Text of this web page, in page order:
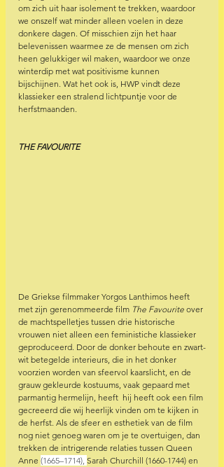
om zich uit haar isolement te trekken, waardoor
we onszelf wat minder alleen voelen in deze
donkere dagen. Of misschien zijn het haar
belevenissen waarmee ze de mensen om zich
heen gelukkiger wil maken, waardoor we onze
winterdip met wat positivisme kunnen
bijschijnen. Wat het ook is, HWP vindt deze
klassieker een stralend lichtpuntje voor de
herfstmaanden.
THE FAVOURITE
De Griekse filmmaker Yorgos Lanthimos heeft
met zijn gerenommeerde film The Favourite over
de machtspelletjes tussen drie historische
vrouwen niet alleen een feministiche klassieker
geproduceerd. Door de donker behoute en zwart-
wit betegelde interieurs, die in het donker
voorzien worden van sfeervol kaarslicht, en de
grauw gekleurde kostuums, vaak gepaard met
parmantig hermelijn, heeft  hij heeft ook een film
gecreeerd die wij heerlijk vinden om te kijken in
de herfst. Als de sfeer en esthetiek van de film
nog niet genoeg waren om je te overtuigen, dan
trekken de intrigerende relaties tussen Queen
Anne (1665–1714), Sarah Churchill (1660-1744) en